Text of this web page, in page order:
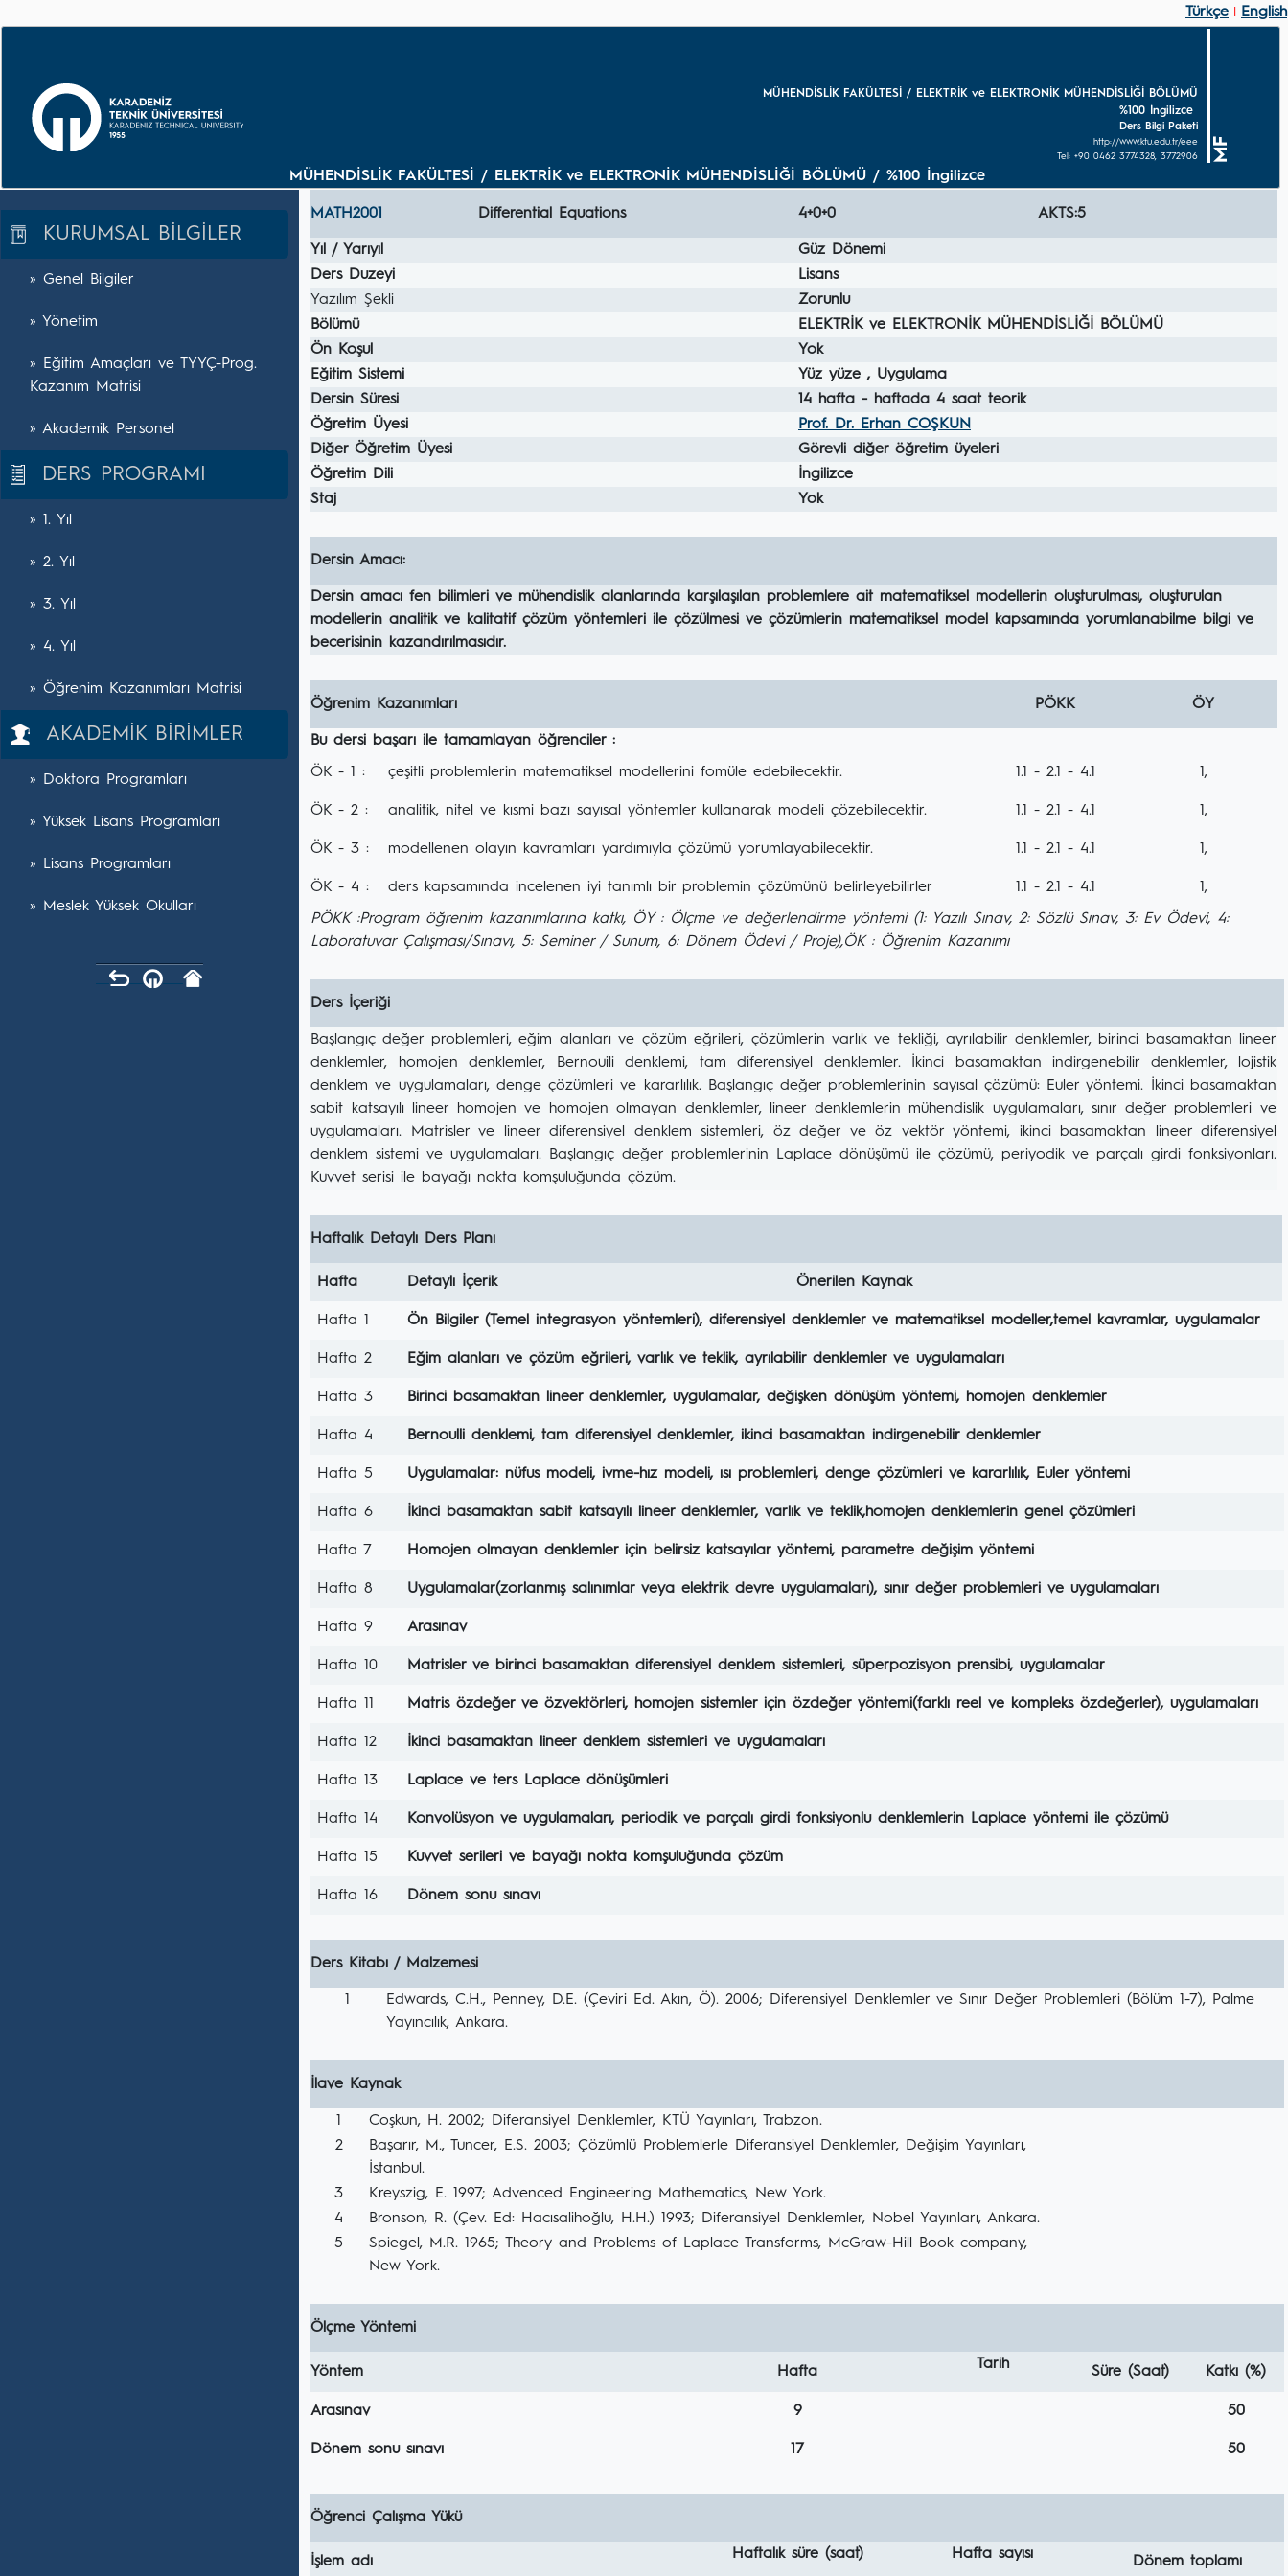
Türkçe English
MÜHENDİSLİK FAKÜLTESİ / ELEKTRİK ve ELEKTRONİK MÜHENDİSLİĞİ BÖLÜMÜ
%100 İngilizce
Ders Bilgi Paketi
http://www.ktu.edu.tr/eee
Tel: +90 0462 3774328, 3772906
MF
MÜHENDİSLİK FAKÜLTESİ / ELEKTRİK ve ELEKTRONİK MÜHENDİSLİĞİ BÖLÜMÜ / %100 İngilizce
KURUMSAL BİLGİLER
» Genel Bilgiler
» Yönetim
» Eğitim Amaçları ve TYYÇ-Prog.
Kazanım Matrisi
» Akademik Personel
DERS PROGRAMI
» 1. Yıl
» 2. Yıl
» 3. Yıl
» 4. Yıl
» Öğrenim Kazanımları Matrisi
AKADEMİK BİRİMLER
» Doktora Programları
» Yüksek Lisans Programları
» Lisans Programları
» Meslek Yüksek Okulları
MATH2001 Differential Equations 4+0+0 AKTS:5
Yıl / Yarıyıl
Güz Dönemi
Ders Duzeyi
Lisans
Yazılım Şekli
Zorunlu
Bölümü
ELEKTRİK ve ELEKTRONİK MÜHENDİSLİĞİ BÖLÜMÜ
Ön Koşul
Yok
Eğitim Sistemi
Yüz yüze , Uygulama
Dersin Süresi
14 hafta - haftada 4 saat teorik
Öğretim Üyesi
Prof. Dr. Erhan COŞKUN
Diğer Öğretim Üyesi
Görevli diğer öğretim üyeleri
Öğretim Dili
İngilizce
Staj
Yok
Dersin Amacı:
Dersin amacı fen bilimleri ve mühendislik alanlarında karşılaşılan problemlere ait matematiksel modellerin oluşturulması, oluşturulan
modellerin analitik ve kalitatif çözüm yöntemleri ile çözülmesi ve çözümlerin matematiksel model kapsamında yorumlanabilme bilgi ve
becerisinin kazandırılmasıdır.
Öğrenim Kazanımları PÖKK ÖY
Bu dersi başarı ile tamamlayan öğrenciler :
ÖK - 1 : çeşitli problemlerin matematiksel modellerini fomüle edebilecektir. 1.1 - 2.1 - 4.1 1,
ÖK - 2 : analitik, nitel ve kısmi bazı sayısal yöntemler kullanarak modeli çözebilecektir. 1.1 - 2.1 - 4.1 1,
ÖK - 3 : modellenen olayın kavramları yardımıyla çözümü yorumlayabilecektir. 1.1 - 2.1 - 4.1 1,
ÖK - 4 : ders kapsamında incelenen iyi tanımlı bir problemin çözümünü belirleyebilirler 1.1 - 2.1 - 4.1 1,
PÖKK :Program öğrenim kazanımlarına katkı, ÖY : Ölçme ve değerlendirme yöntemi (1: Yazılı Sınav, 2: Sözlü Sınav, 3: Ev Ödevi, 4:
Laboratuvar Çalışması/Sınavı, 5: Seminer / Sunum, 6: Dönem Ödevi / Proje),ÖK : Öğrenim Kazanımı
Ders İçeriği
Başlangıç değer problemleri, eğim alanları ve çözüm eğrileri, çözümlerin varlık ve tekliği, ayrılabilir denklemler, birinci basamaktan lineer
denklemler, homojen denklemler, Bernouili denklemi, tam diferensiyel denklemler. İkinci basamaktan indirgenebilir denklemler, lojistik
denklem ve uygulamaları, denge çözümleri ve kararlılık. Başlangıç değer problemlerinin sayısal çözümü: Euler yöntemi. İkinci basamaktan
sabit katsayılı lineer homojen ve homojen olmayan denklemler, lineer denklemlerin mühendislik uygulamaları, sınır değer problemleri ve
uygulamaları. Matrisler ve lineer diferensiyel denklem sistemleri, öz değer ve öz vektör yöntemi, ikinci basamaktan lineer diferensiyel
denklem sistemi ve uygulamaları. Başlangıç değer problemlerinin Laplace dönüşümü ile çözümü, periyodik ve parçalı girdi fonksiyonları.
Kuvvet serisi ile bayağı nokta komşuluğunda çözüm.
Haftalık Detaylı Ders Planı
Hafta Detaylı İçerik Önerilen Kaynak
Hafta 1 Ön Bilgiler (Temel integrasyon yöntemleri), diferensiyel denklemler ve matematiksel modeller,temel kavramlar, uygulamalar
Hafta 2 Eğim alanları ve çözüm eğrileri, varlık ve teklik, ayrılabilir denklemler ve uygulamaları
Hafta 3 Birinci basamaktan lineer denklemler, uygulamalar, değişken dönüşüm yöntemi, homojen denklemler
Hafta 4 Bernoulli denklemi, tam diferensiyel denklemler, ikinci basamaktan indirgenebilir denklemler
Hafta 5 Uygulamalar: nüfus modeli, ivme-hız modeli, ısı problemleri, denge çözümleri ve kararlılık, Euler yöntemi
Hafta 6 İkinci basamaktan sabit katsayılı lineer denklemler, varlık ve teklik,homojen denklemlerin genel çözümleri
Hafta 7 Homojen olmayan denklemler için belirsiz katsayılar yöntemi, parametre değişim yöntemi
Hafta 8 Uygulamalar(zorlanmış salınımlar veya elektrik devre uygulamaları), sınır değer problemleri ve uygulamaları
Hafta 9 Arasınav
Hafta 10 Matrisler ve birinci basamaktan diferensiyel denklem sistemleri, süperpozisyon prensibi, uygulamalar
Hafta 11 Matris özdeğer ve özvektörleri, homojen sistemler için özdeğer yöntemi(farklı reel ve kompleks özdeğerler), uygulamaları
Hafta 12 İkinci basamaktan lineer denklem sistemleri ve uygulamaları
Hafta 13 Laplace ve ters Laplace dönüşümleri
Hafta 14 Konvolüsyon ve uygulamaları, periodik ve parçalı girdi fonksiyonlu denklemlerin Laplace yöntemi ile çözümü
Hafta 15 Kuvvet serileri ve bayağı nokta komşuluğunda çözüm
Hafta 16 Dönem sonu sınavı
Ders Kitabı / Malzemesi
1
Edwards, C.H., Penney, D.E. (Çeviri Ed. Akın, Ö). 2006; Diferensiyel Denklemler ve Sınır Değer Problemleri (Bölüm 1-7), Palme
Yayıncılık, Ankara.
İlave Kaynak
1
Coşkun, H. 2002; Diferansiyel Denklemler, KTÜ Yayınları, Trabzon.
2
Başarır, M., Tuncer, E.S. 2003; Çözümlü Problemlerle Diferansiyel Denklemler, Değişim Yayınları,
İstanbul.
3
Kreyszig, E. 1997; Advenced Engineering Mathematics, New York.
4
Bronson, R. (Çev. Ed: Hacısalihoğlu, H.H.) 1993; Diferansiyel Denklemler, Nobel Yayınları, Ankara.
5
Spiegel, M.R. 1965; Theory and Problems of Laplace Transforms, McGraw-Hill Book company,
New York.
Ölçme Yöntemi
Yöntem Hafta Tarih Süre (Saat) Katkı (%)
Arasınav 9 50
Dönem sonu sınavı 17 50
Öğrenci Çalışma Yükü
İşlem adı Haftalık süre (saat) Hafta sayısı Dönem toplamı